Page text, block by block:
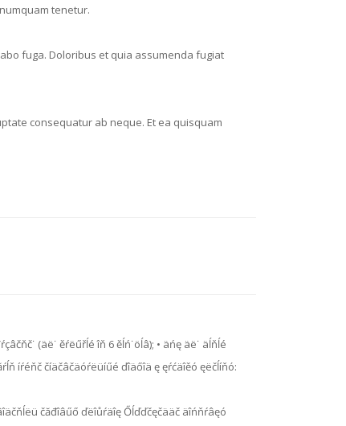
tenetur.
fuga. Doloribus et quia assumenda fugiat
consequatur ab neque. Et ea quisquam
(äë˙ ěŕëűřĺé îň 6 ěĺń˙öĺâ); • äńę äë˙ äĺňĺé
íŕéňč číäčâčäóŕëüíűé ďîäőîä ę ęŕćäîěó ęëčĺíňó:
čăđîâűő ďëîůŕäîę Őĺďďčęčääč äîńňŕâęó